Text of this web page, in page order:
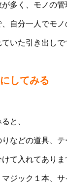
多く、モノの管
自分一人でモ
いた引き出しで
してみる
と、
などの道具、
て入れてありま
ジック１本、